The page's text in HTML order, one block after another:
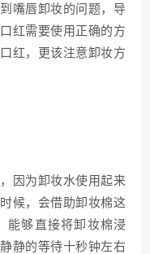
嘴唇卸妆的问题，导
红需要使用正确的方
红，更该注意卸妆方
因为卸妆水使用起来
候，会借助卸妆棉这
能够直接将卸妆棉浸
静的等待十秒钟左右